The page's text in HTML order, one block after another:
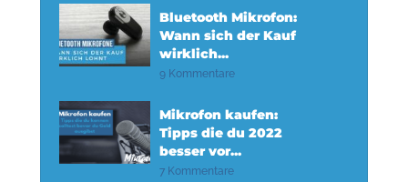
Bluetooth Mikrofon:
Wann sich der Kauf
wirklich...
9 Kommentare
Mikrofon kaufen:
Tipps die du 2022
besser vor...
7 Kommentare